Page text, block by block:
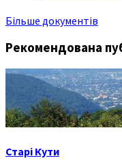
Більше документів
Рекомендована
Старі Кути